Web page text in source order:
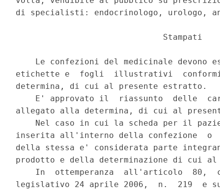
di specialisti: endocrinologo, urologo,
                              Stampati
Le confezioni del medicinale devono
etichette e  fogli  illustrativi
determina, di cui al presente estratto.
E' approvato il  riassunto  delle
allegato alla determina, di cui al
Nel caso in cui la scheda per il
inserita all'interno della confezione  o
della stessa e' considerata parte
prodotto e della determinazione di cui
In  ottemperanza  all'articolo  80,
legislativo 24 aprile 2006,  n.  219  e